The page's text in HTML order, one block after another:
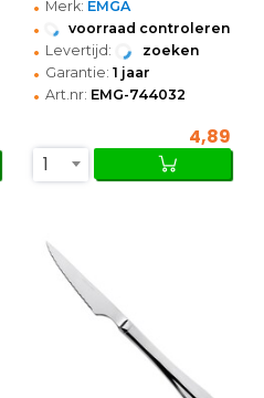
• Merk: EMGA
• voorraad controleren
• Levertijd: zoeken
• Garantie: 1 jaar
• Art.nr: EMG-744032
4,89
1